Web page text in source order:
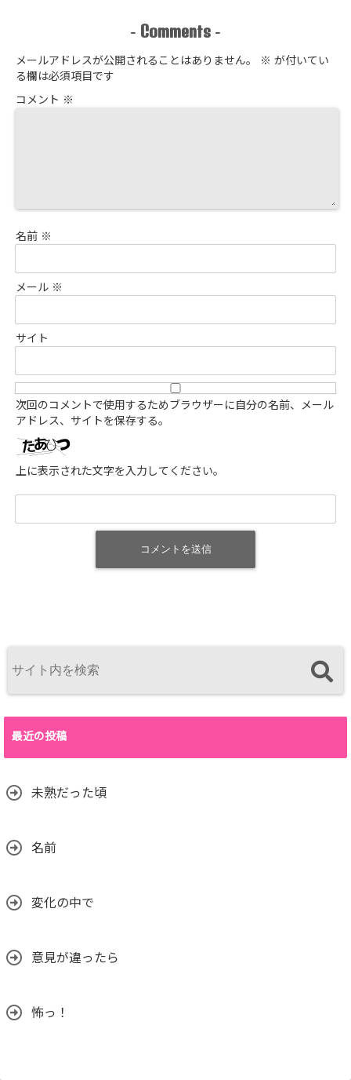
- Comments -
メールアドレスが公開されることはありません。 ※ が付いてい
る欄は必須項目です
コメント ※
名前 ※
メール ※
サイト
次回のコメントで使用するためブラウザーに自分の名前、メール
アドレス、サイトを保存する。
上に表示された文字を入力してください。
最近の投稿
未熟だった頃
名前
変化の中で
意見が違ったら
怖っ！